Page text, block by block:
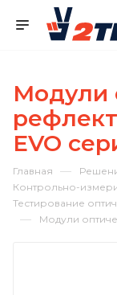
Модули
EVO
Главная —
Контрольно-
Тестирование
— Модули